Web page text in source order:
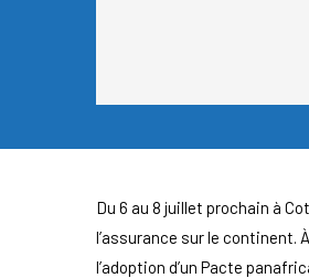
Du 6 au 8 juillet prochain à
l’assurance sur le continent.
l’adoption d’un Pacte